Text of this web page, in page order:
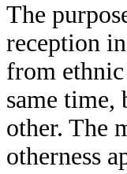
The
reception
from
same
other. The
otherness